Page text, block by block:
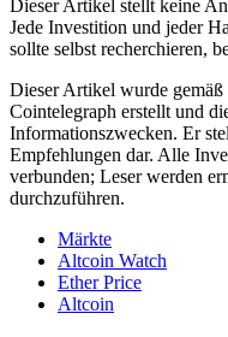
Dieser Artikel stellt keine
Jede Investition und jeder
sollte selbst recherchieren,
Dieser Artikel wurde gemäß
Cointelegraph erstellt und
Informationszwecken. Er
Empfehlungen dar. Alle
verbunden; Leser werden
durchzuführen.
Märkte
Altcoin Watch
Ether Price
Altcoin